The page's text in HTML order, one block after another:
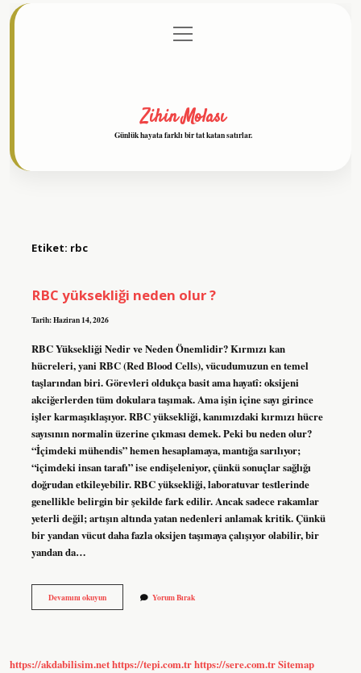
Gizlilik Politikası
menüyü
aç
Zihin Molası
Günlük hayata farklı bir tat katan satırlar.
Etiket: rbc
RBC yüksekliği neden olur ?
Tarih: Haziran 14, 2026
RBC Yüksekliği Nedir ve Neden Önemlidir? Kırmızı kan
hücreleri, yani RBC (Red Blood Cells), vücudumuzun en temel
taşlarından biri. Görevleri oldukça basit ama hayatî: oksijeni
akciğerlerden tüm dokulara taşımak. Ama işin içine sayı girince
işler karmaşıklaşıyor. RBC yüksekliği, kanımızdaki kırmızı hücre
sayısının normalin üzerine çıkması demek. Peki bu neden olur?
“İçimdeki mühendis” hemen hesaplamaya, mantığa sarılıyor;
“içimdeki insan tarafı” ise endişeleniyor, çünkü sonuçlar sağlığı
doğrudan etkileyebilir. RBC yüksekliği, laboratuvar testlerinde
genellikle belirgin bir şekilde fark edilir. Ancak sadece rakamlar
yeterli değil; artışın altında yatan nedenleri anlamak kritik. Çünkü
bir yandan vücut daha fazla oksijen taşımaya çalışıyor olabilir, bir
yandan da…
Devamını okuyunRBC
yüksekliği
Yorum Bırak
https://akdabilisim.nethttps://tepi.com.trhttps://sere.com.trSitemap